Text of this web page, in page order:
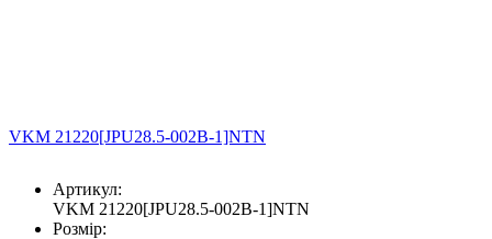
VKM 21220[JPU28.5-002B-1]NTN
Артикул:
VKM 21220[JPU28.5-002B-1]NTN
Розмір: